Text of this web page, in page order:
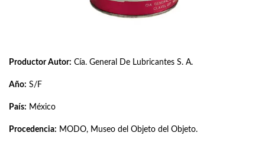
Productor Autor: Cía. General De Lubricantes S. A.
Año: S/F
País: México
Procedencia: MODO, Museo del Objeto del Objeto.